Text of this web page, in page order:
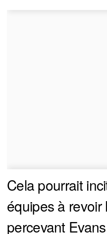
Cela pourrait
équipes à revoir
percevant